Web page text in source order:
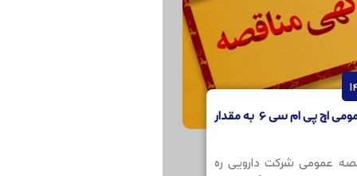
مناقصه عمومی اچ پی ام سی 6 به مقدار
عمومی شرکت دارویی ره